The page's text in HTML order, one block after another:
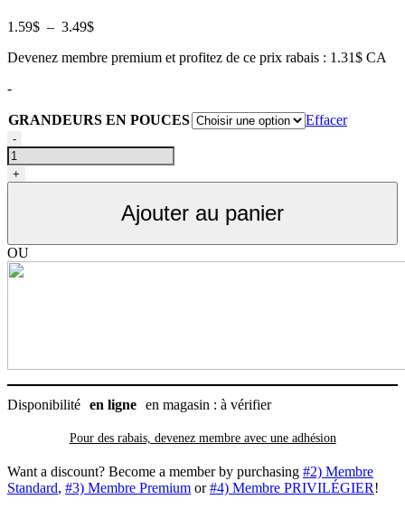
1.59$ – 3.49$Plage
prix :
Devenez membre premium et profitez de ce prix rabais : 1.31$ CA
-
GRANDEURS EN POUCES
Effacer
quantité
de
Soulier
de
mâcher
pour
-
+
Ajouter au panier
OU
Disponibilité en ligne en magasin : à vérifier
Pour des rabais, devenez membre avec une adhésion
Want a discount? Become a member by purchasing #2) Membre
Standard, #3) Membre Premium or#4) Membre PRIVILÉGIER!